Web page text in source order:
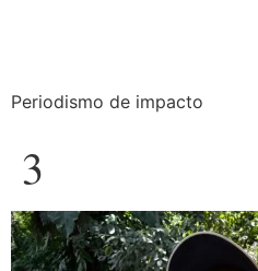
Periodismo de impacto
3